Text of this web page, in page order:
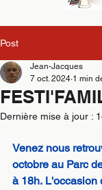
Post
Jean-Jacques
7 oct. 2024 1 min
Dernière mise à jour :
Venez nous
octobre au Parc
à 18h.